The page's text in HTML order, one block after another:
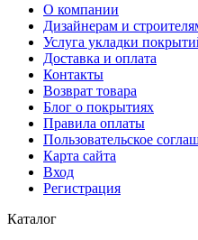
О компании
Дизайнерам и
Услуга укладки
Доставка и оплата
Контакты
Возврат товара
Блог о покрытиях
Правила оплаты
Пользовательское
Карта сайта
Вход
Регистрация
Каталог